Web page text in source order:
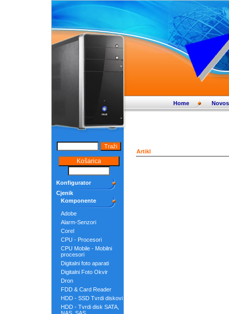
Konfigurator
Cjenik
Komponente
Adobe
Alarm-Senzori
Corel
CPU - Procesori
CPU Mobile - Mobilni
procesori
Digitalni foto aparati
Digitalni Foto Okvir
Dron
FDD & Card Reader
HDD - SSD Tvrdi diskovi
HDD - Tvrdi disk SATA,
Home
Artikl